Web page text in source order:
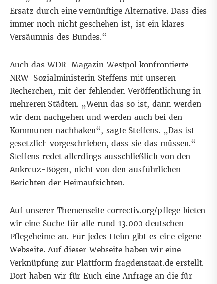
Ersatz durch eine vernünftige Alternative. Dass dies
immer noch nicht geschehen ist, ist ein klares
Versäumnis des Bundes.“
Auch das WDR-Magazin Westpol konfrontierte
NRW-Sozialministerin Steffens mit unseren
Recherchen, mit der fehlenden Veröffentlichung in
mehreren Städten. „Wenn das so ist, dann werden
wir dem nachgehen und werden auch bei den
Kommunen nachhaken“, sagte Steffens. „Das ist
gesetzlich vorgeschrieben, dass sie das müssen.“
Steffens redet allerdings ausschließlich von den
Ankreuz-Bögen, nicht von den ausführlichen
Berichten der Heimaufsichten.
Auf unserer Themenseitecorrectiv.org/pflege bieten
wir eine Suche für alle rund 13.000 deutschen
Pflegeheime an. Für jedes Heim gibt es eine eigene
Webseite. Auf dieser Webseite haben wir eine
Verknüpfung zur Plattformfragdenstaat.deerstellt.
Dort haben wir für Euch eine Anfrage an die für